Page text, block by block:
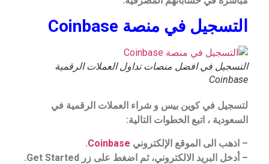
التسجيل في منصة Coinbase
التسجيل في افضل منصات تداول العملات الرقمية
Coinbase
لتسجيل في كوين بيس و شراء العملات الرقمية في
السعودية ، اتبع الخطوات التالية:
– اذهب الى الموقع الإلكتروني Coinbase
.
– أدخل البريد الالكتروني، ثم اضغط على زر Get Started.